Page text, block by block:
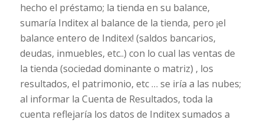
hecho el préstamo; la tienda en su balance,
sumaría Inditex al balance de la tienda, pero ¡el
balance entero de Inditex! (saldos bancarios,
deudas, inmuebles, etc..) con lo cual las ventas de
la tienda (sociedad dominante o matriz) , los
resultados, el patrimonio, etc … se iría a las nubes;
al informar la Cuenta de Resultados, toda la
cuenta reflejaría los datos de Inditex sumados a